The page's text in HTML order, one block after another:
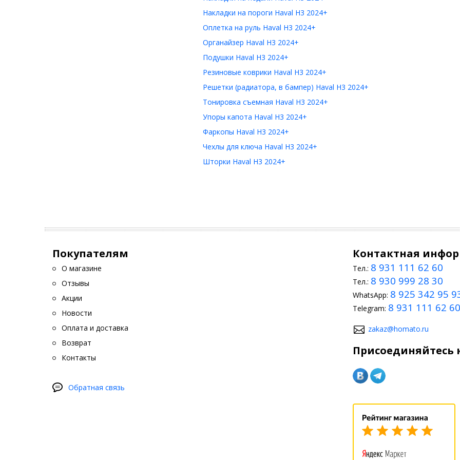
Накладки на пороги Haval H3 2024+
Оплетка на руль Haval H3 2024+
Органайзер Haval H3 2024+
Подушки Haval H3 2024+
Резиновые коврики Haval H3 2024+
Решетки (радиатора, в бампер) Haval H3 2024+
Тонировка съемная Haval H3 2024+
Упоры капота Haval H3 2024+
Фаркопы Haval H3 2024+
Чехлы для ключа Haval H3 2024+
Шторки Haval H3 2024+
Покупателям
О магазине
Отзывы
Акции
Новости
Оплата и доставка
Возврат
Контакты
Обратная связь
Контактная
Тел.: 8 931 111 62 60
Тел.: 8 930 999 28 30
WhatsApp: 8 925 342 95
Telegram: 8 931 111 62 60
zakaz@homato.ru
Присоединяйтесь